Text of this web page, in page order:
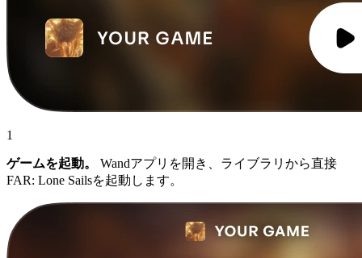
1
ゲームを起動。
Wandアプリを開き、ライブラリから直接
FAR: Lone Sailsを起動します。